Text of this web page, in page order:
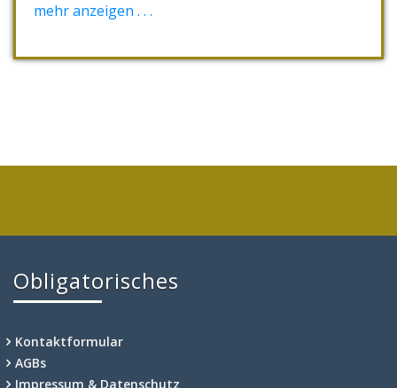
mehr anzeigen . . .
Obligatorisches
Kontaktformular
AGBs
Impressum & Datenschutz